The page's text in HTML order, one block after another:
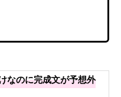
なのに完成文が予想外